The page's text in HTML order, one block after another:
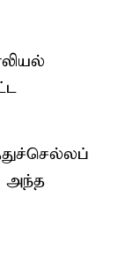
அந்த